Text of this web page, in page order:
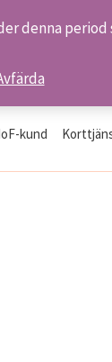
denna
kund